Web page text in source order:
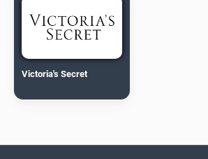
Victoria's Secret